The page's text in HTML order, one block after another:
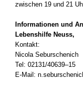
zwi­schen 19 und 21
Infor­ma­tio­nen und
Lebens­hil­fe Neuss,
Kon­takt:
Nico­la Sebur­sche­nich
Tel: 02131/40639–15
E‑Mail: